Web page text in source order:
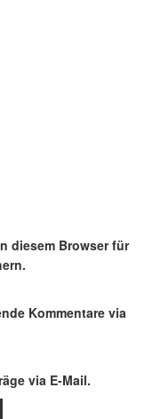
diesem Browser für
Kommentare via
via E-Mail.